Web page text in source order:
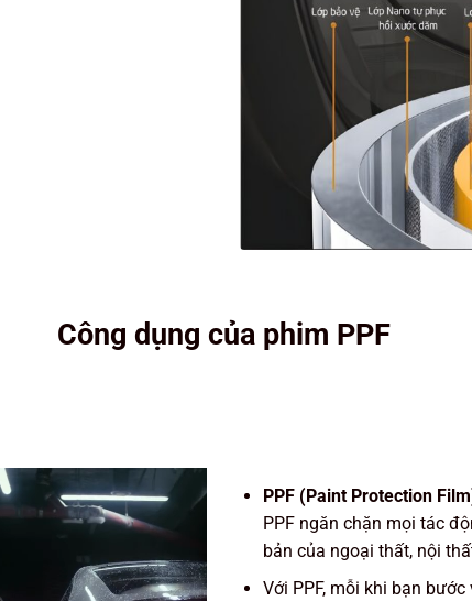
Công dụng của phim PPF
PPF (Paint Protection
PPF ngăn chặn mọi tác
bản của ngoại thất, nội
Với PPF, mỗi khi bạn